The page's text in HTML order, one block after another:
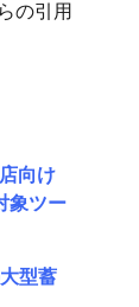
の引用
向け
象ツー
型蓄